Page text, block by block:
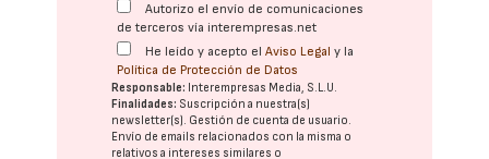
Autorizo el envío de comunicaciones
de terceros vía interempresas.net
He leído y acepto elAviso Legal y la
Política de Protección de Datos
Responsable: Interempresas Media, S.L.U.
Finalidades: Suscripción a nuestra(s)
newsletter(s). Gestión de cuenta de usuario.
Envío de emails relacionados con la misma o
relativos a intereses similares o